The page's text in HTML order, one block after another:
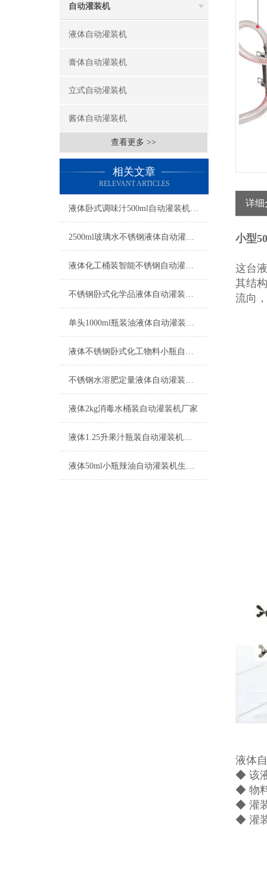
自动灌装机
液体自动灌装机
膏体自动灌装机
立式自动灌装机
酱体自动灌装机
查看更多 >>
相关文章
RELEVANT ARTICLES
液体卧式调味汁500ml自动灌装机工厂生产
2500ml玻璃水不锈钢液体自动灌装机操作简单
液体化工桶装智能不锈钢自动灌装机操作简单
不锈钢卧式化学品液体自动灌装机操作简单
单头1000ml瓶装油液体自动灌装机参数
液体不锈钢卧式化工物料小瓶自动灌装机参数
不锈钢水溶肥定量液体自动灌装机生产厂家
液体2kg消毒水桶装自动灌装机厂家
液体1.25升果汁瓶装自动灌装机功能介绍
液体50ml小瓶辣油自动灌装机生产厂家
详细
小型
这台
其结
流向
液体
◆ 该
◆ 物
◆ 灌
◆ 灌